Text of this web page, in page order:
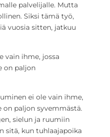
palvelijalle. Mutta
Siksi tämä työ,
vuosia sitten, jatkuu
vain ihme, jossa
on paljon
ei ole vain ihme,
on paljon syvemmästä.
sielun ja ruumiin
sitä, kun tuhlaajapoika